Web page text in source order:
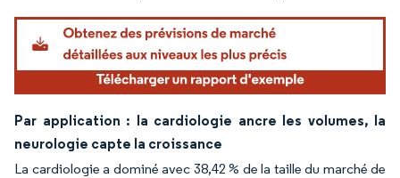
Par application : la cardiologie ancre les volumes, la
neurologie capte la croissance
La cardiologie a dominé avec 38,42 % de la taille du marché de